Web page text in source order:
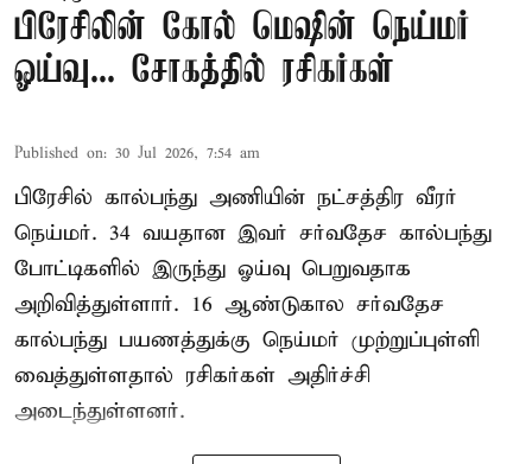
பிரேசிலின் கோல் மெஷின் நெய்மர்
ஓய்வு... சோகத்தில் ரசிகர்கள்
Published on: 30 Jul 2026, 7:54 am
பிரேசில் கால்பந்து அணியின் நட்சத்திர வீரர்
நெய்மர். 34 வயதான இவர் சர்வதேச கால்பந்து
போட்டிகளில் இருந்து ஓய்வு பெறுவதாக
அறிவித்துள்ளார். 16 ஆண்டுகால சர்வதேச
கால்பந்து பயணத்துக்கு நெய்மர் முற்றுப்புள்ளி
வைத்துள்ளதால் ரசிகர்கள் அதிர்ச்சி
அடைந்துள்ளனர்.